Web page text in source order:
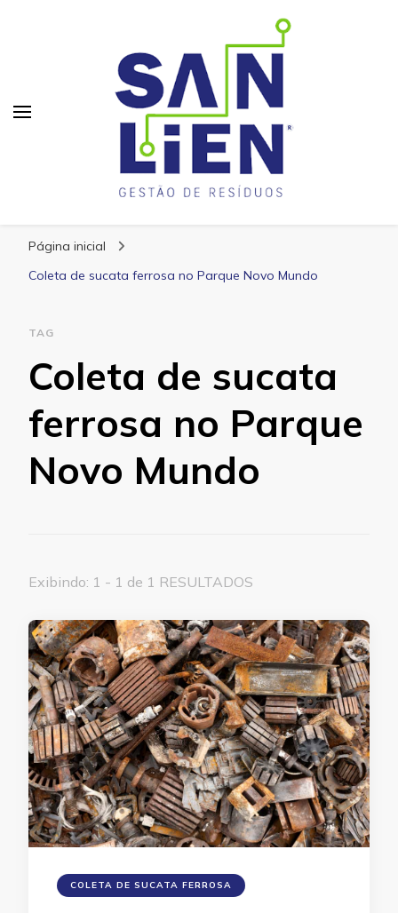
Página inicial
Coleta de sucata ferrosa no Parque Novo Mundo
TAG
Coleta de sucata
ferrosa no Parque
Novo Mundo
Exibindo: 1 - 1 de 1 RESULTADOS
COLETA DE SUCATA FERROSA